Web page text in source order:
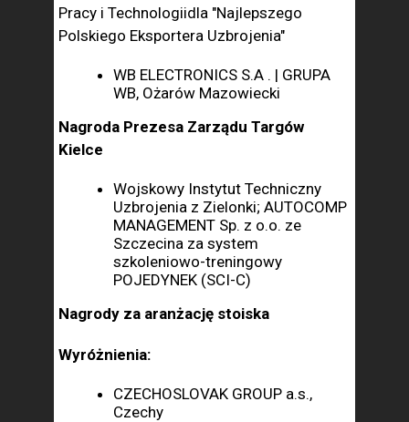
Pracy i Technologiidla "Najlepszego
Polskiego Eksportera Uzbrojenia"
WB ELECTRONICS S.A . | GRUPA
WB, Ożarów Mazowiecki
Nagroda Prezesa Zarządu Targów
Kielce
Wojskowy Instytut Techniczny
Uzbrojenia z Zielonki; AUTOCOMP
MANAGEMENT Sp. z o.o. ze
Szczecina za system
szkoleniowo-treningowy
POJEDYNEK (SCI-C)
Nagrody za aranżację stoiska
Wyróżnienia:
CZECHOSLOVAK GROUP a.s.,
Czechy